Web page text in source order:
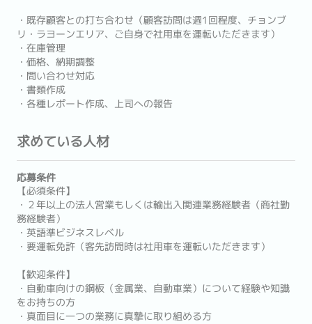
・既存顧客との打ち合わせ（顧客訪問は週1回程度、チョンブ
リ・ラヨーンエリア、ご自身で社用車を運転いただきます）
・在庫管理
・価格、納期調整
・問い合わせ対応
・書類作成
・各種レポート作成、上司への報告
求めている人材
応募条件
【必須条件】
・２年以上の法人営業もしくは輸出入関連業務経験者（商社勤
務経験者）
・英語準ビジネスレベル
・要運転免許（客先訪問時は社用車を運転いただきます）
【歓迎条件】
・自動車向けの鋼板（金属業、自動車業）について経験や知識
をお持ちの方
・真面目に一つの業務に真摯に取り組める方